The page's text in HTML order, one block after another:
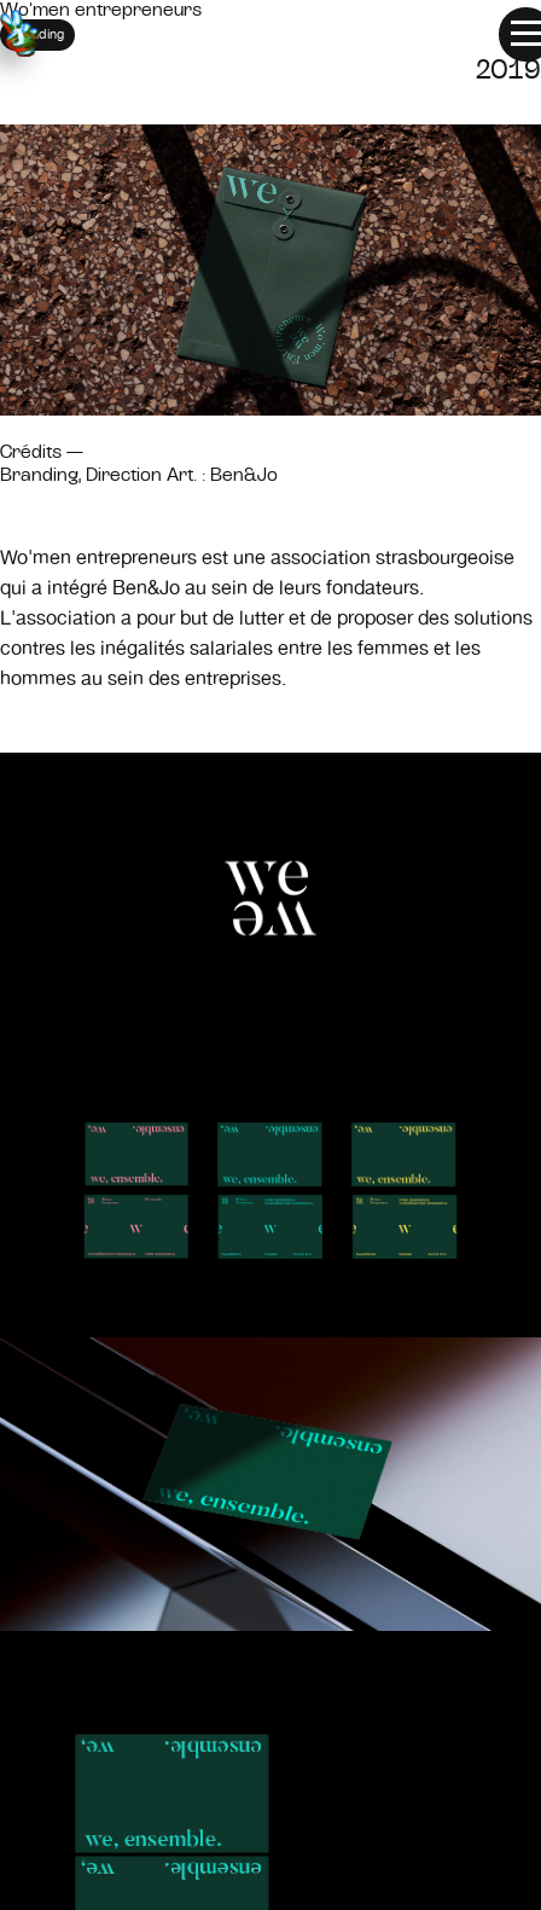
WO’MEN
ENTREPRENEURS
Wo’men entrepreneurs
Branding
2019
Crédits —
Branding, Direction Art. : Ben&Jo
Wo'men entrepreneurs est une association strasbourgeoise
qui a intégré Ben&Jo au sein de leurs fondateurs.
L'association a pour but de lutter et de proposer des solutions
contres les inégalités salariales entre les femmes et les
hommes au sein des entreprises.